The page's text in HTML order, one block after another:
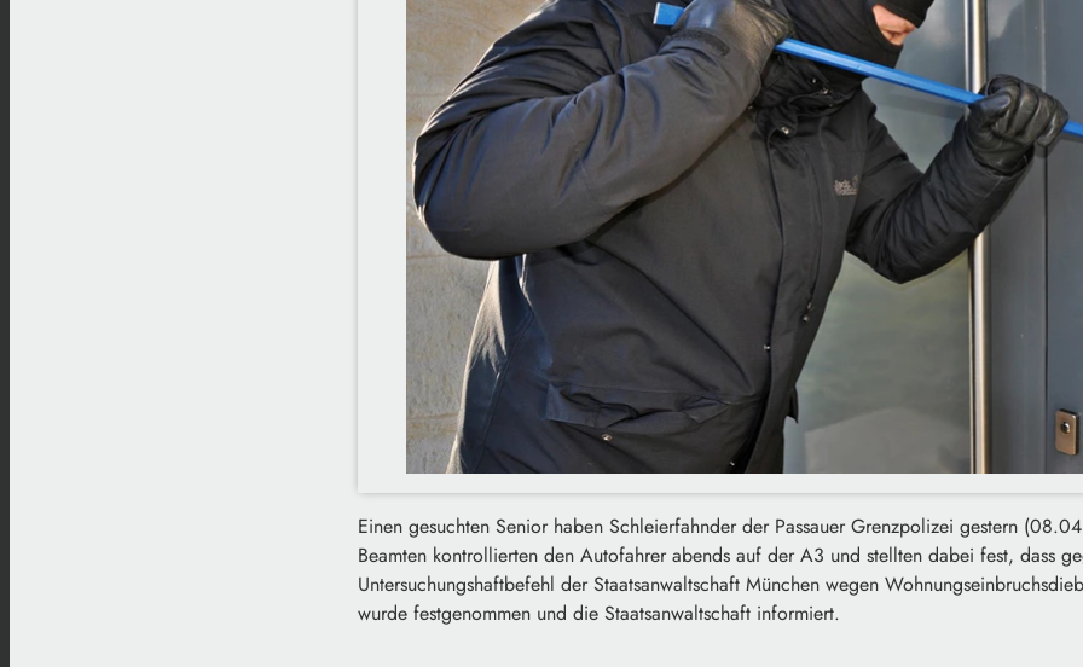
Einen gesuchten Senior haben Schleierfahnder der Passauer Grenzpolizei gestern
Beamten kontrollierten den Autofahrer abends auf der A3 und stellten dabei fest, dass
Untersuchungshaftbefehl der Staatsanwaltschaft München wegen
wurde festgenommen und die Staatsanwaltschaft informiert.